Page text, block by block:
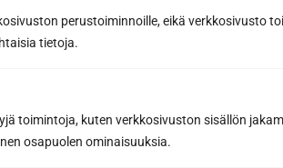
perustoiminnoille, eikä verkkosivusto
tietoja.
toimintoja, kuten verkkosivuston sisällön
osapuolen ominaisuuksia.
på
tipsen och knepen för en lyckad
från ett proffs på